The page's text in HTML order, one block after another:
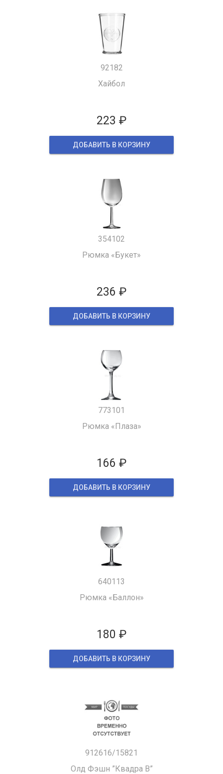
92182
Хайбол
223 ₽
ДОБАВИТЬ В КОРЗИНУ
354102
Рюмка «Букет»
236 ₽
ДОБАВИТЬ В КОРЗИНУ
773101
Рюмка «Плаза»
166 ₽
ДОБАВИТЬ В КОРЗИНУ
640113
Рюмка «Баллон»
180 ₽
ДОБАВИТЬ В КОРЗИНУ
912616/15821
Олд Фэшн ”Квадра В”